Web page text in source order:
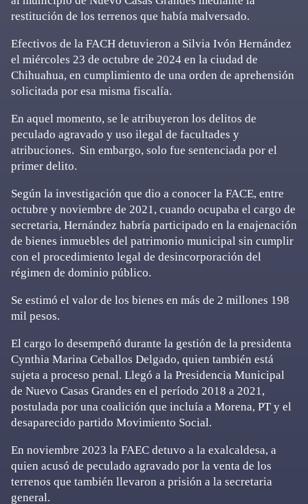
restitución de los terrenos que había malversado.
Efectivos de la FACH detuvieron a Silvia Ivón Hernández
el miércoles 23 de octubre de 2024 en la ciudad de
Chihuahua, en cumplimiento de una orden de aprehensión
solicitada por esa misma fiscalía.
En aquel momento, se le atribuyeron los delitos de
peculado agravado y uso ilegal de facultades y
atribuciones. Sin embargo, solo fue sentenciada por el
primer delito.
Según la investigación que dio a conocer la FACE, entre
octubre y noviembre de 2021, cuando ocupaba el cargo de
secretaria, Hernández habría participado en la enajenación
de bienes inmuebles del patrimonio municipal sin cumplir
con el procedimiento legal de desincorporación del
régimen de dominio público.
Se estimó el valor de los bienes en más de 2 millones 198
mil pesos.
El cargo lo desempeñó durante la gestión de la presidenta
Cynthia Marina Ceballos Delgado, quien también está
sujeta a proceso penal. Llegó a la Presidencia Municipal
de Nuevo Casas Grandes en el período 2018 a 2021,
postulada por una coalición que incluía a Morena, PT y el
desaparecido partido Movimiento Social.
En noviembre 2023 la FAEC detuvo a la exalcaldesa, a
quien acusó de peculado agravado por la venta de los
terrenos que también llevaron a prisión a la secretaria
general.